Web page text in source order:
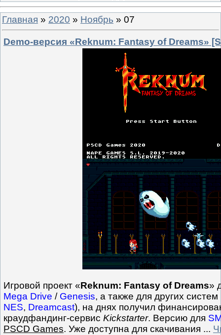
Главная » 2020 » Ноябрь » 07
Demo-версия «Reknum: Fantasy of Dreams»
Игровой проект «Reknum: Fantasy of Dreams»
Mega Drive / Genesis, а также для других систем
NES, Dreamcast), на днях получил
краудфандинг-сервис Kickstarter. Версию для
PSCD Games. Уже доступна для скачивания ...